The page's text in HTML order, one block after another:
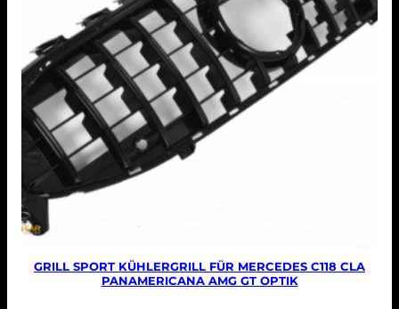
GRILL SPORT KÜHLERGRILL FÜR MERCEDES C118 CLA
PANAMERICANA AMG GT OPTIK